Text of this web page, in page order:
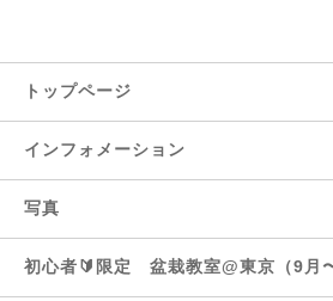
トップページ
インフォメーション
写真
初心者🔰限定 盆栽教室@東京（9月